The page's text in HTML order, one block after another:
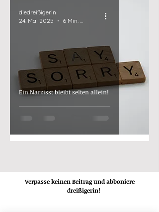
Ein Narzisst bleibt selten allein!
diedreißigerin
24. Mai 2025
6 Min. Lesezeit
Verpasse keinen Beitrag und abboniere
dreißigerin!